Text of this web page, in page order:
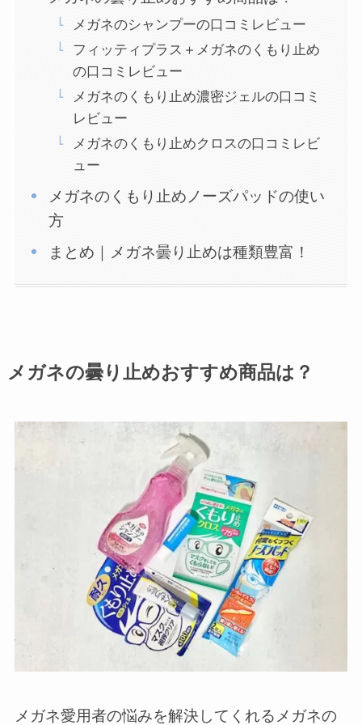
メガネのシャンプーの口コミレビュー
フィッティプラス＋メガネのくもり止め
の口コミレビュー
メガネのくもり止め濃密ジェルの口コミ
レビュー
メガネのくもり止めクロスの口コミレビ
ュー
メガネのくもり止めノーズパッドの使い
方
まとめ｜メガネ曇り止めは種類豊富！
メガネの曇り止めおすすめ商品は？
メガネ愛用者の悩みを解決してくれるメガネの